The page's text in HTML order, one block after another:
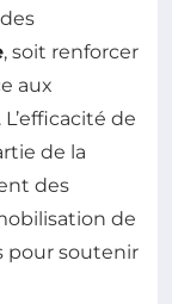
, soit renforcer
aux
de
de la
des
de
pour soutenir